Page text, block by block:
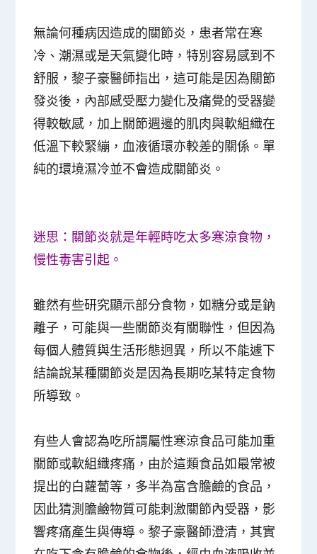
無論何種病因造成的關節炎，患者常在寒
冷、潮濕或是天氣變化時，特別容易感到不
舒服，黎子豪醫師指出，這可能是因為關節
發炎後，內部感受壓力變化及痛覺的受器變
得較敏感，加上關節週邊的肌肉與軟組織在
低溫下較緊繃，血液循環亦較差的關係。單
純的環境濕冷並不會造成關節炎。
迷思：關節炎就是年輕時吃太多寒涼食物，
慢性毒害引起。
雖然有些研究顯示部分食物，如糖分或是鈉
離子，可能與一些關節炎有關聯性，但因為
每個人體質與生活形態迥異，所以不能遽下
結論說某種關節炎是因為長期吃某特定食物
所導致。
有些人會認為吃所謂屬性寒涼食品可能加重
關節或軟組織疼痛，由於這類食品如最常被
提出的白蘿蔔等，多半為富含膽鹼的食品，
因此猜測膽鹼物質可能刺激關節內受器，影
響疼痛產生與傳導。黎子豪醫師澄清，其實